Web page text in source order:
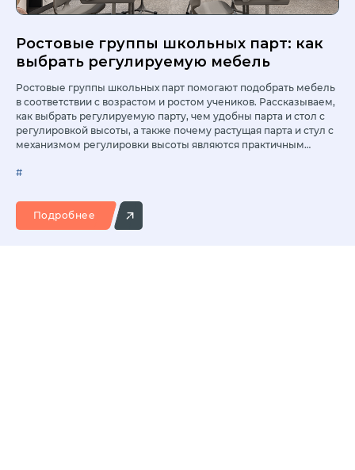
Ростовые группы школьных парт: как
выбрать регулируемую мебель
Ростовые группы школьных парт помогают подобрать мебель
в соответствии с возрастом и ростом учеников. Рассказываем,
как выбрать регулируемую парту, чем удобны парта и стол с
регулировкой высоты, а также почему растущая парта и стул с
механизмом регулировки высоты являются практичным
#
Подробнее